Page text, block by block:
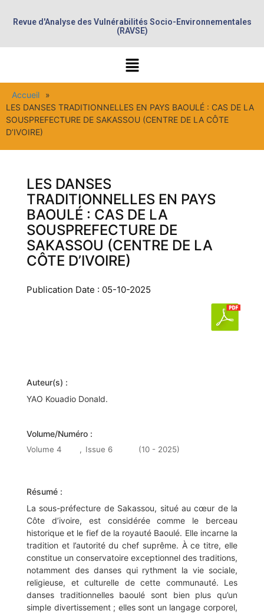
Revue d'Analyse des Vulnérabilités Socio-Environnementales
(RAVSE)
Accueil
»
LES DANSES TRADITIONNELLES EN PAYS BAOULÉ : CAS DE LA
SOUSPREFECTURE DE SAKASSOU (CENTRE DE LA CÔTE
D’IVOIRE)
LES DANSES
TRADITIONNELLES EN PAYS
BAOULÉ : CAS DE LA
SOUSPREFECTURE DE
SAKASSOU (CENTRE DE LA
CÔTE D’IVOIRE)
Publication Date : 05-10-2025
Auteur(s) :
YAO Kouadio Donald.
Volume/Numéro :
Volume 4 , Issue 6 (10 - 2025)
Résumé :
La sous-préfecture de Sakassou, situé au cœur de la
Côte d’ivoire, est considérée comme le berceau
historique et le fief de la royauté Baoulé. Elle incarne la
tradition et l’autorité du chef suprême. À ce titre, elle
constitue un conservatoire exceptionnel des traditions,
notamment des danses qui rythment la vie sociale,
religieuse, et culturelle de cette communauté. Les
danses traditionnelles baoulé sont bien plus qu’un
simple divertissement ; elles sont un langage corporel,